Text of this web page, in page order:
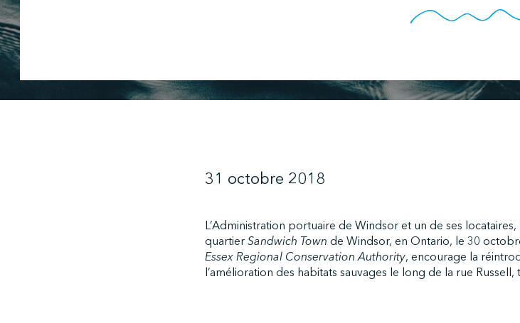
31 octobre 2018
L’Administration portuaire de Windsor et un de ses
quartierSandwich Town de Windsor, en Ontario, le 30
Essex Regional Conservation Authority, encourage la
l’amélioration des habitats sauvages le long de la rue